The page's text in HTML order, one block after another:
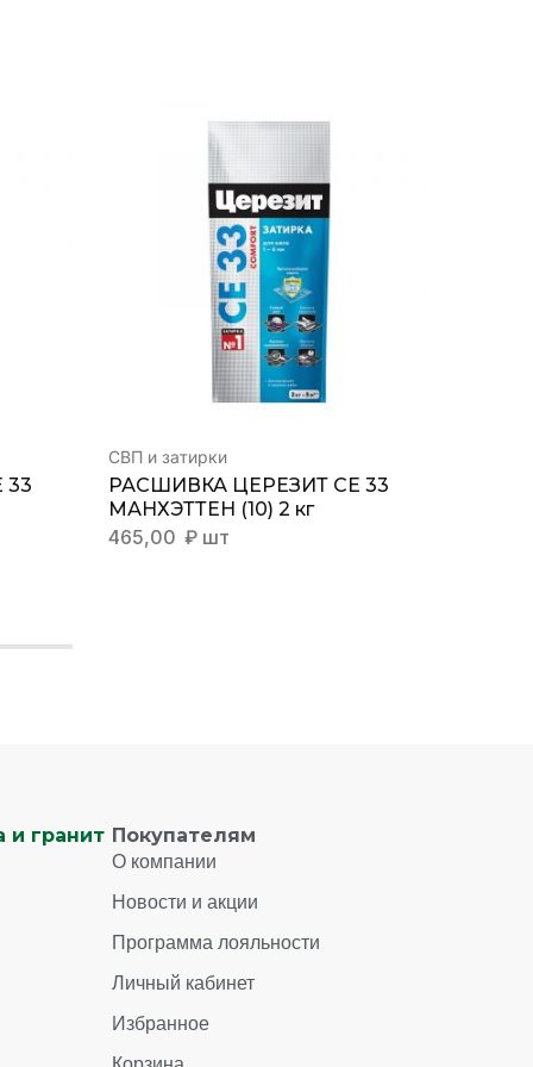
СВП и затирки
РАСШИВКА ЦЕРЕЗИТ СЕ 33
МАНХЭТТЕН (10) 2 кг
465,00 ₽ шт
и гранит Покупателям
О компании
Новости и акции
Программа лояльности
Личный кабинет
Избранное